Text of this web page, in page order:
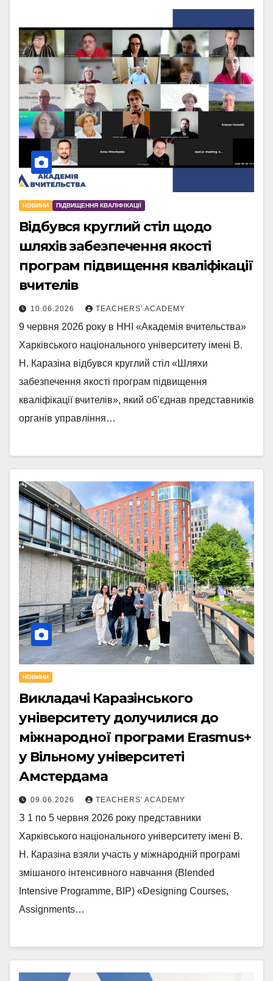
НОВИНИ ПІДВИЩЕННЯ КВАЛІФІКАЦІЇ
Відбувся круглий стіл щодо
шляхів забезпечення якості
програм підвищення кваліфікації
вчителів
10.06.2026 TEACHERS' ACADEMY
9 червня 2026 року в ННІ «Академія вчительства»
Харківського національного університету імені В.
Н. Каразіна відбувся круглий стіл «Шляхи
забезпечення якості програм підвищення
кваліфікації вчителів», який об’єднав представників
органів управління…
НОВИНИ
Викладачі Каразінського
університету долучилися до
міжнародної програми Erasmus+
у Вільному університеті
Амстердама
09.06.2026 TEACHERS' ACADEMY
З 1 по 5 червня 2026 року представники
Харківського національного університету імені В.
Н. Каразіна взяли участь у міжнародній програмі
змішаного інтенсивного навчання (Blended
Intensive Programme, BIP) «Designing Courses,
Assignments…